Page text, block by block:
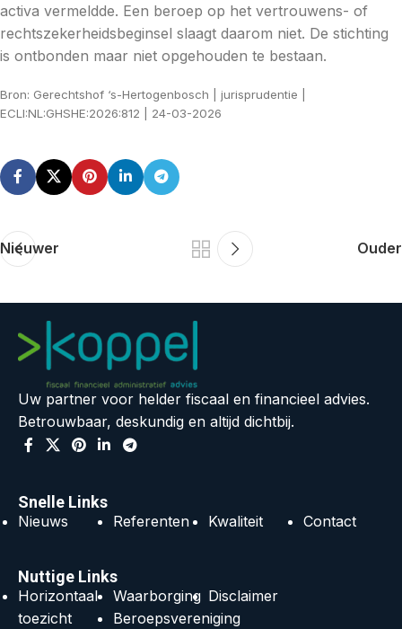
activa vermeldde. Een beroep op het vertrouwens- of
rechtszekerheidsbeginsel slaagt daarom niet. De stichting
is ontbonden maar niet opgehouden te bestaan.
Bron: Gerechtshof ‘s-Hertogenbosch | jurisprudentie |
ECLI:NL:GHSHE:2026:812 | 24-03-2026
Nieuwer Ouder
Uw partner voor helder fiscaal en financieel advies.
Betrouwbaar, deskundig en altijd dichtbij.
Snelle Links
Nieuws Referenten Kwaliteit Contact
Nuttige Links
Horizontaal
toezicht
Waarborging
Beroepsvereniging
Disclaimer